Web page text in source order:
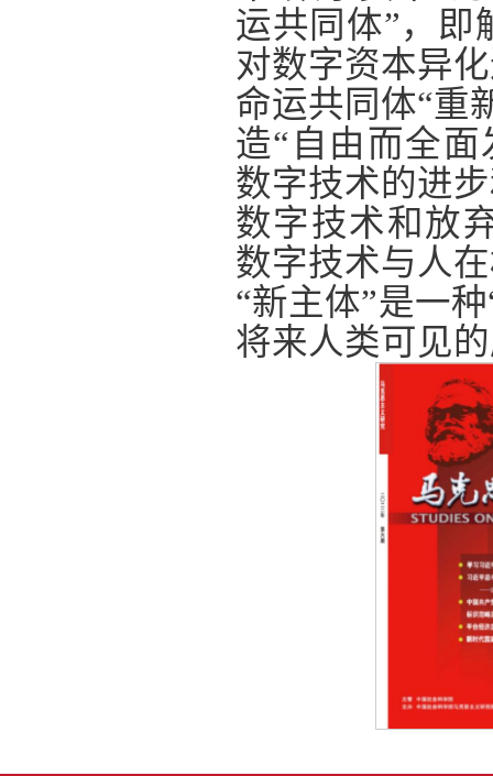
运共同体”，即
对数字资本异
命运共同体“重
造“自由而全
数字技术的进
数字技术和放
数字技术与人
“新主体”是一
将来人类可见